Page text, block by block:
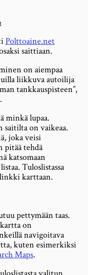
Polttoaine.net
saittiaan.
on aiempaa
liikkuva autoilija
tankkauspisteen”,
minkä lupaa.
on vaikeaa.
joka veisi
pitää tehdä
katsomaan
Tuloslistassa
karttaan.
pettymään taas.
on
navigoitava
kuten esimerkiksi
Maps.